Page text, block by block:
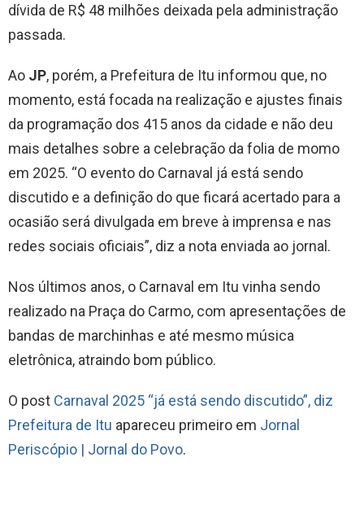
dívida de R$ 48 milhões deixada pela administração
passada.
Ao JP, porém, a Prefeitura de Itu informou que, no
momento, está focada na realização e ajustes finais
da programação dos 415 anos da cidade e não deu
mais detalhes sobre a celebração da folia de momo
em 2025. “O evento do Carnaval já está sendo
discutido e a definição do que ficará acertado para a
ocasião será divulgada em breve à imprensa e nas
redes sociais oficiais”, diz a nota enviada ao jornal.
Nos últimos anos, o Carnaval em Itu vinha sendo
realizado na Praça do Carmo, com apresentações de
bandas de marchinhas e até mesmo música
eletrônica, atraindo bom público.
O post Carnaval 2025 “já está sendo discutido”, diz
Prefeitura de Itu apareceu primeiro em Jornal
Periscópio | Jornal do Povo.